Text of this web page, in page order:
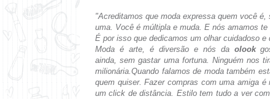
"Acreditamos que moda expressa quem você é,
uma. Você é múltipla e muda. E nós amamos
É por isso que dedicamos um olhar cuidadoso
Moda é arte, é diversão e nós da olook
ainda,sem gastar uma fortuna. Ninguém nos
milionária.Quando falamos de moda também
quem quiser. Fazer compras com uma amiga
um click de distância. Estilo tem tudo a ver